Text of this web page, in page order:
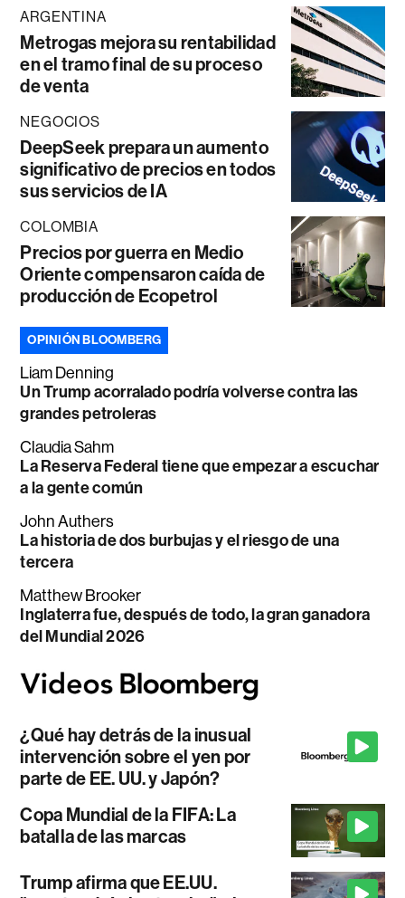
ARGENTINA
Metrogas mejora su rentabilidad
en el tramo final de su proceso
de venta
NEGOCIOS
DeepSeek prepara un aumento
significativo de precios en todos
sus servicios de IA
COLOMBIA
Precios por guerra en Medio
Oriente compensaron caída de
producción de Ecopetrol
OPINIÓN BLOOMBERG
Liam Denning
Un Trump acorralado podría volverse contra las
grandes petroleras
Claudia Sahm
La Reserva Federal tiene que empezar a escuchar
a la gente común
John Authers
La historia de dos burbujas y el riesgo de una
tercera
Matthew Brooker
Inglaterra fue, después de todo, la gran ganadora
del Mundial 2026
¿Qué hay detrás de la inusual
intervención sobre el yen por
parte de EE. UU. y Japón?
Copa Mundial de la FIFA: La
batalla de las marcas
Trump afirma que EE.UU.